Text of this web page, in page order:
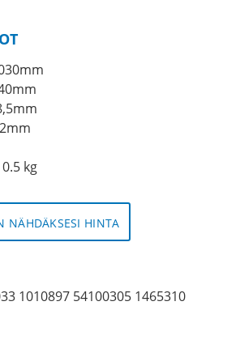
0.5 kg
NÄHDÄKSESI HINTA
1010897 54100305 1465310